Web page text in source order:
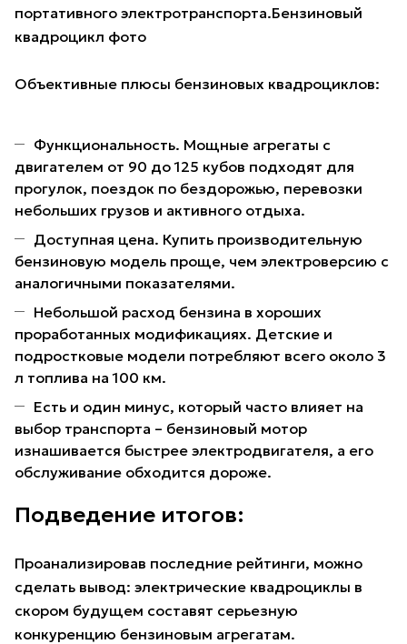
портативного электротранспорта.Бензиновый
квадроцикл фото
Объективные плюсы бензиновых квадроциклов:
Функциональность. Мощные агрегаты с
двигателем от 90 до 125 кубов подходят для
прогулок, поездок по бездорожью, перевозки
небольших грузов и активного отдыха.
Доступная цена. Купить производительную
бензиновую модель проще, чем электроверсию с
аналогичными показателями.
Небольшой расход бензина в хороших
проработанных модификациях. Детские и
подростковые модели потребляют всего около 3
л топлива на 100 км.
Есть и один минус, который часто влияет на
выбор транспорта – бензиновый мотор
изнашивается быстрее электродвигателя, а его
обслуживание обходится дороже.
Подведение итогов:
Проанализировав последние рейтинги, можно
сделать вывод: электрические квадроциклы в
скором будущем составят серьезную
конкуренцию бензиновым агрегатам.